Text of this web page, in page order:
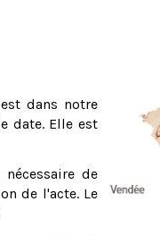
dans notre
date. Elle est
de
de l'acte. Le